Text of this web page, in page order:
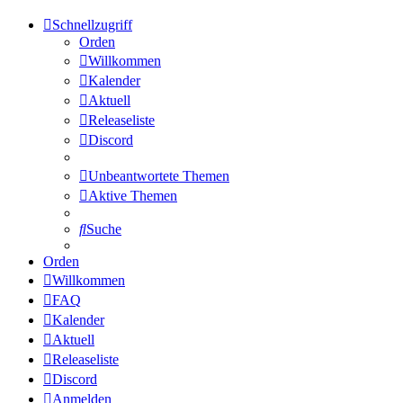
Schnellzugriff
Orden
Willkommen
Kalender
Aktuell
Releaseliste
Discord
Unbeantwortete Themen
Aktive Themen
Suche
Orden
Willkommen
FAQ
Kalender
Aktuell
Releaseliste
Discord
Anmelden